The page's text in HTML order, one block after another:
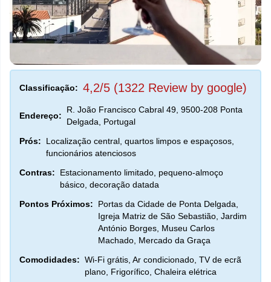
Classificação: 4,2/5 (1322 Review by google)
Endereço:
R. João Francisco Cabral 49, 9500-208 Ponta
Delgada, Portugal
Prós:
Localização central, quartos limpos e espaçosos,
funcionários atenciosos
Contras:
Estacionamento limitado, pequeno-almoço
básico, decoração datada
Pontos Próximos:
Portas da Cidade de Ponta Delgada,
Igreja Matriz de São Sebastião, Jardim
António Borges, Museu Carlos
Machado, Mercado da Graça
Comodidades: Wi-Fi grátis, Ar condicionado, TV de ecrã
plano, Frigorífico, Chaleira elétrica